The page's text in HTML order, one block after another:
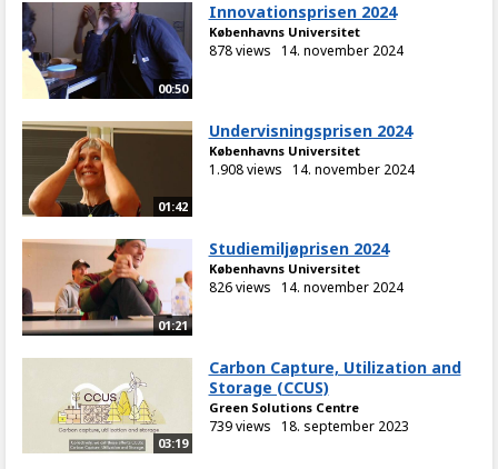
00:50
Innovationsprisen 2024
Københavns Universitet
878 views 14. november 2024
01:42
Undervisningsprisen 2024
Københavns Universitet
1.908 views 14. november 2024
01:21
Studiemiljøprisen 2024
Københavns Universitet
826 views 14. november 2024
03:19
Carbon Capture, Utilization and
Storage (CCUS)
Green Solutions Centre
739 views 18. september 2023